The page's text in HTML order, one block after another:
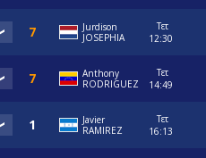
Jurdison
JOSEPHIA
Τετ
12:30
Anthony
RODRIGUEZ
Τετ
14:49
Javier
RAMIREZ
Τετ
16:13